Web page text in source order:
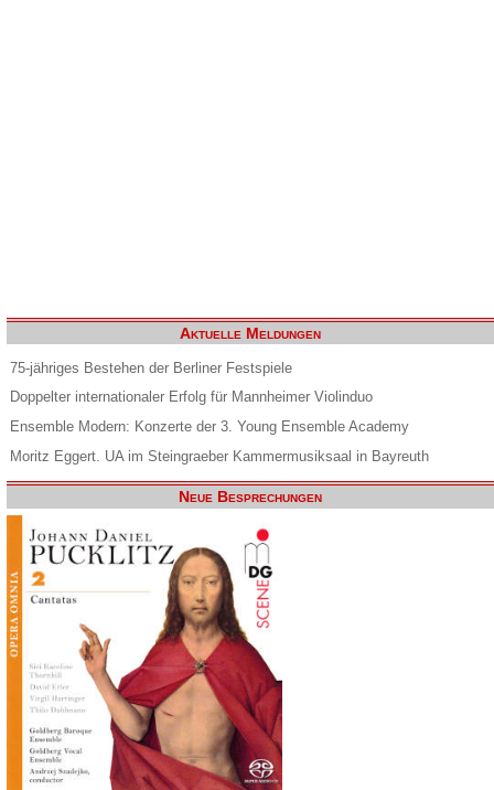
Aktuelle Meldungen
75-jähriges Bestehen der Berliner Festspiele
Doppelter internationaler Erfolg für Mannheimer Violinduo
Ensemble Modern: Konzerte der 3. Young Ensemble Academy
Moritz Eggert. UA im Steingraeber Kammermusiksaal in Bayreuth
Neue Besprechungen